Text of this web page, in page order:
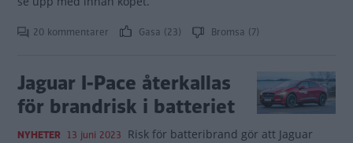
20 kommentarer Gasa (23) Bromsa (7)
Jaguar I-Pace återkallas
för brandrisk i batteriet
NYHETER 13 juni 2023 Risk för batteribrand gör att Jaguar